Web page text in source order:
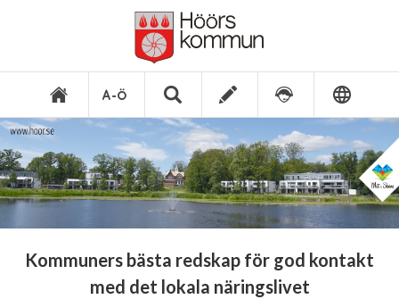
Kommuners bästa redskap för god kontakt
med det lokala näringslivet